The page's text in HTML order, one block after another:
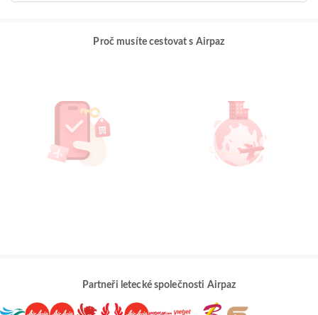
Proč musíte cestovat s Airpaz
Partneři letecké společnosti Airpaz